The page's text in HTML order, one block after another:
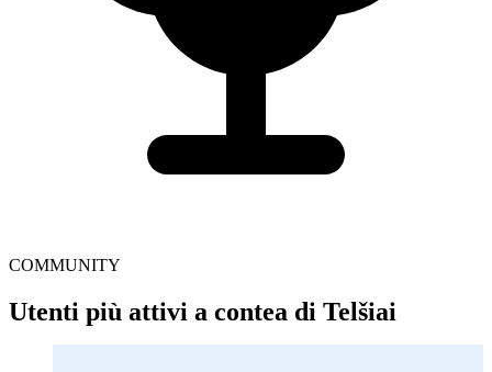
COMMUNITY
Utenti più attivi a contea di Telšiai